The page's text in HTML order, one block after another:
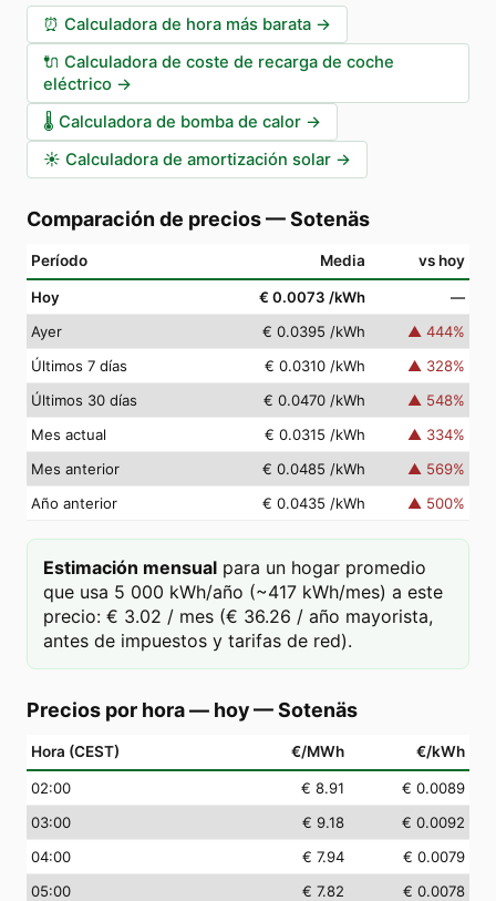
⏰ Calculadora de hora más barata →
🔌 Calculadora de coste de recarga de coche
eléctrico →
🌡️ Calculadora de bomba de calor →
☀️ Calculadora de amortización solar →
Comparación de precios—Sotenäs
Período Media vs hoy
Hoy € 0.0073 /kWh
—
Ayer
€ 0.0395 /kWh ▲ 444%
Últimos 7 días
€ 0.0310 /kWh ▲ 328%
Últimos 30 días
€ 0.0470 /kWh ▲ 548%
Mes actual
€ 0.0315 /kWh ▲ 334%
Mes anterior
€ 0.0485 /kWh ▲ 569%
Año anterior
€ 0.0435 /kWh ▲ 500%
Estimación mensual para un hogar promedio
que usa 5 000 kWh/año (~417 kWh/mes) a este
precio: € 3.02 / mes (€ 36.26 / año mayorista,
antes de impuestos y tarifas de red).
Precios por hora — hoy—Sotenäs
Hora (CEST) €/MWh €/kWh
02:00 € 8.91
€ 0.0089
03:00 € 9.18
€ 0.0092
04:00 € 7.94
€ 0.0079
05:00 € 7.82
€ 0.0078